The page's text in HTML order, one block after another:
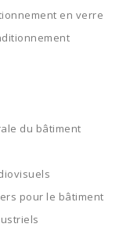
en verre
du bâtiment
pour le bâtiment